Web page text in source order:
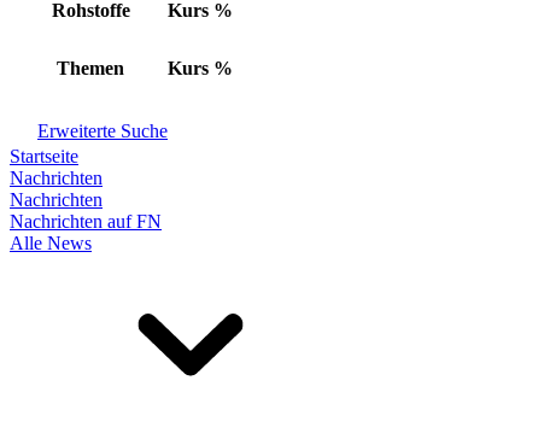
Rohstoffe Kurs %
Themen Kurs %
Erweiterte Suche
Startseite
Nachrichten
Nachrichten
Nachrichten auf FN
Alle News